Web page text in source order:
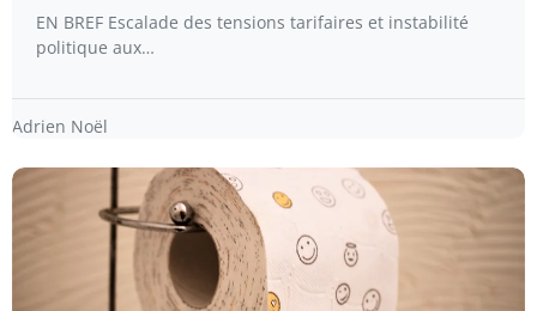
EN BREF Escalade des tensions tarifaires et instabilité
politique aux…
Adrien Noël